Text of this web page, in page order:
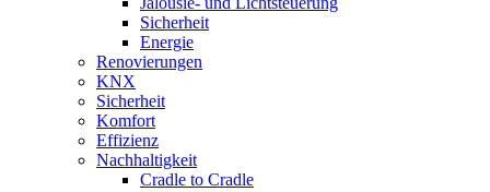
Sicherheit
Energie
Renovierungen
KNX
Sicherheit
Komfort
Effizienz
Nachhaltigkeit
Cradle to Cradle